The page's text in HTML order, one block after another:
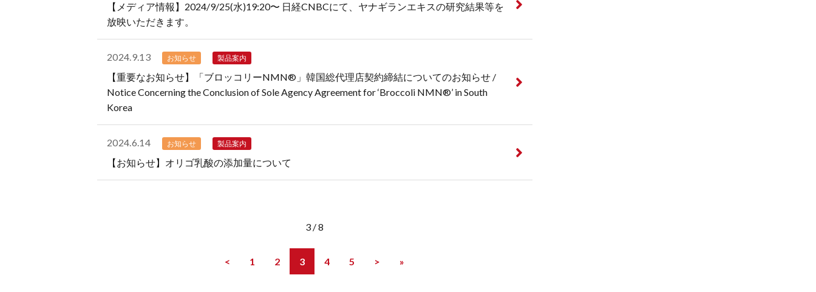
【メディア情報】2024/9/25(水)19:20〜 日経CNBCにて、ヤナギランエキスの研究結果等を
放映いただきます。
2024.9.13 お知らせ 製品案内
【重要なお知らせ】「ブロッコリーNMN®︎」韓国総代理店契約締結についてのお知らせ /
Notice Concerning the Conclusion of Sole Agency Agreement for ‘Broccoli NMN®︎’ in South
Korea
2024.6.14 お知らせ 製品案内
【お知らせ】オリゴ乳酸の添加量について
3 / 8
< 1 2 3 4 5 > »